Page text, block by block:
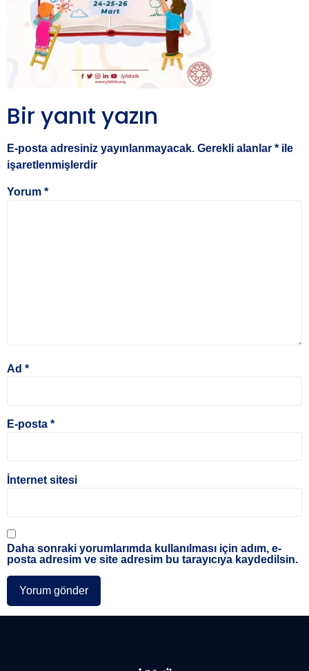
Bir yanıt yazın
E-posta adresiniz yayınlanmayacak. Gerekli alanlar * ile
işaretlenmişlerdir
Yorum *
Ad *
E-posta *
İnternet sitesi
Daha sonraki yorumlarımda kullanılması için adım, e-
posta adresim ve site adresim bu tarayıcıya kaydedilsin.